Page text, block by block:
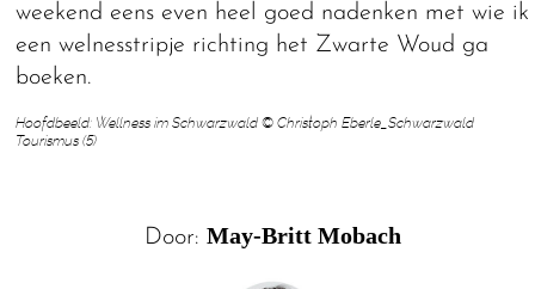
weekend eens even heel goed nadenken met wie ik
een welnesstripje richting het Zwarte Woud ga
boeken.
Hoofdbeeld: Wellness im Schwarzwald © Christoph Eberle_Schwarzwald
Tourismus (5)
Door: May-Britt Mobach